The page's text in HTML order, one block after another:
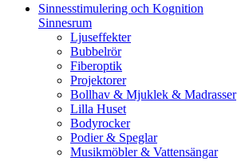
Sinnesstimulering och Kognition
Sinnesrum
Ljuseffekter
Bubbelrör
Fiberoptik
Projektorer
Bollhav & Mjuklek & Madrasser
Lilla Huset
Bodyrocker
Podier & Speglar
Musikmöbler & Vattensängar